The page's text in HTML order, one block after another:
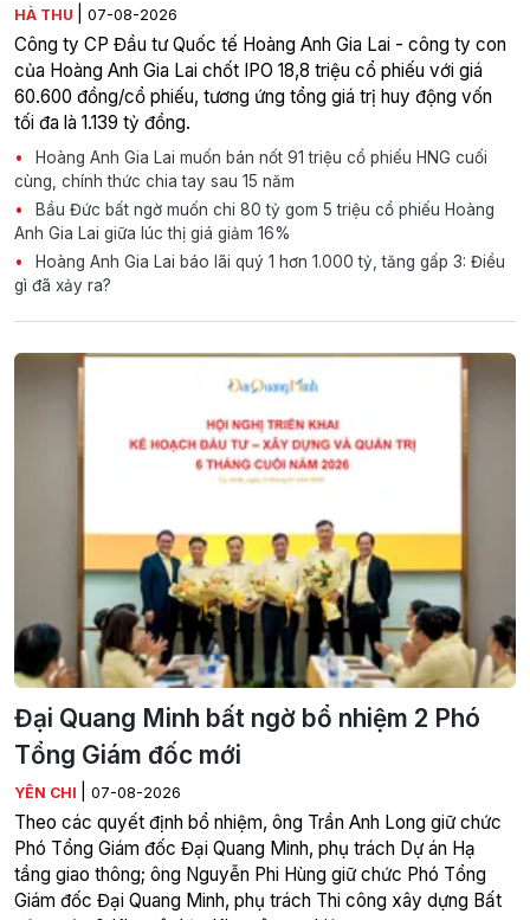
HÀ THU 07-08-2026
Công ty CP Đầu tư Quốc tế Hoàng Anh Gia Lai - công ty con
của Hoàng Anh Gia Lai chốt IPO 18,8 triệu cổ phiếu với giá
60.600 đồng/cổ phiếu, tương ứng tổng giá trị huy động vốn
tối đa là 1.139 tỷ đồng.
Hoàng Anh Gia Lai muốn bán nốt 91 triệu cổ phiếu HNG cuối
cùng, chính thức chia tay sau 15 năm
Bầu Đức bất ngờ muốn chi 80 tỷ gom 5 triệu cổ phiếu Hoàng
Anh Gia Lai giữa lúc thị giá giảm 16%
Hoàng Anh Gia Lai báo lãi quý 1 hơn 1.000 tỷ, tăng gấp 3: Điều
gì đã xảy ra?
Đại Quang Minh bất ngờ bổ nhiệm 2 Phó
Tổng Giám đốc mới
YÊN CHI 07-08-2026
Theo các quyết định bổ nhiệm, ông Trần Anh Long giữ chức
Phó Tổng Giám đốc Đại Quang Minh, phụ trách Dự án Hạ
tầng giao thông; ông Nguyễn Phi Hùng giữ chức Phó Tổng
Giám đốc Đại Quang Minh, phụ trách Thi công xây dựng Bất